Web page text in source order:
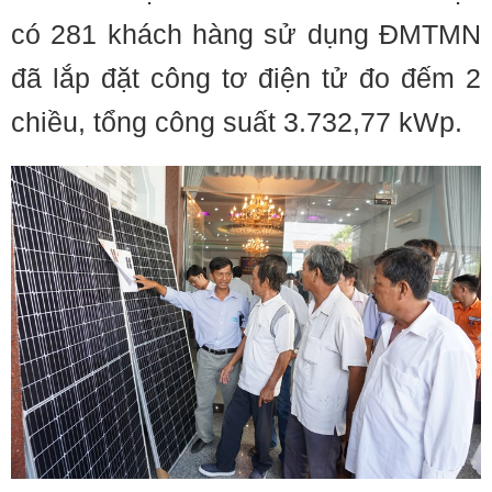
có 281 khách hàng sử dụng ĐMTMN
đã lắp đặt công tơ điện tử đo đếm 2
chiều, tổng công suất 3.732,77 kWp.